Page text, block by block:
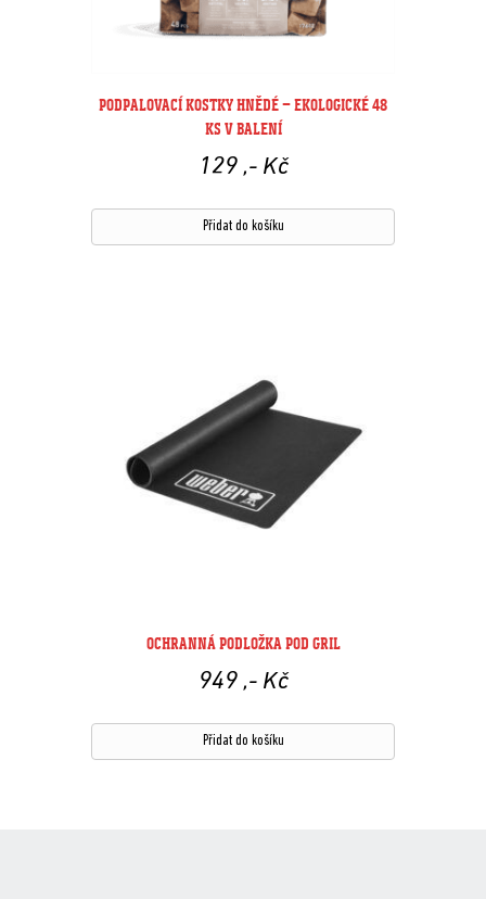
PODPALOVACÍ KOSTKY HNĚDÉ – EKOLOGICKÉ 48
KS V BALENÍ
129 ,- Kč
Přidat do košíku
OCHRANNÁ PODLOŽKA POD GRIL
949 ,- Kč
Přidat do košíku